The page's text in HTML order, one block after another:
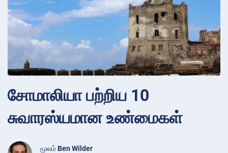
சோமாலியா பற்றிய 10
சுவாரஸ்யமான உண்மைகள்
மூலம் Ben Wilder